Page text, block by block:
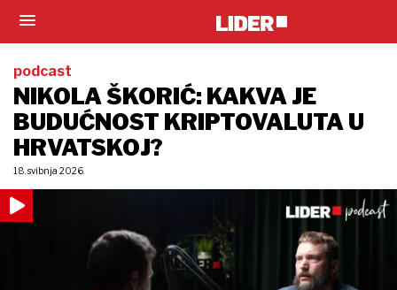
podcast
NIKOLA ŠKORIĆ: KAKVA JE
BUDUĆNOST KRIPTOVALUTA U
HRVATSKOJ?
18. svibnja 2026.